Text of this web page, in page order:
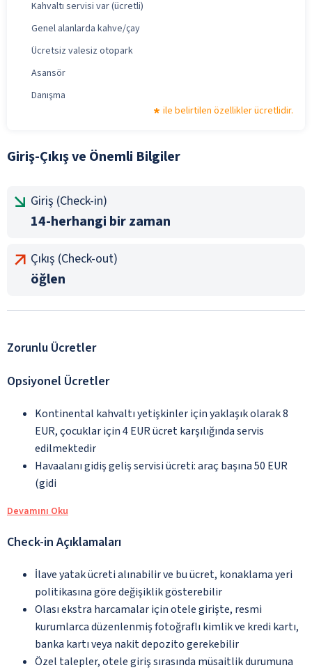
Kahvaltı servisi var (ücretli)
Genel alanlarda kahve/çay
Ücretsiz valesiz otopark
Asansör
Danışma
ile belirtilen özellikler ücretlidir.
Giriş-Çıkış ve Önemli Bilgiler
Giriş (Check-in)
14-herhangi bir zaman
Çıkış (Check-out)
öğlen
Zorunlu Ücretler
Opsiyonel Ücretler
Kontinental kahvaltı yetişkinler için yaklaşık olarak 8
EUR, çocuklar için 4 EUR ücret karşılığında servis
edilmektedir
Havaalanı gidiş geliş servisi ücreti: araç başına 50 EUR
(gidi
Devamını Oku
Check-in Açıklamaları
İlave yatak ücreti alınabilir ve bu ücret, konaklama yeri
politikasına göre değişiklik gösterebilir
Olası ekstra harcamalar için otele girişte, resmi
kurumlarca düzenlenmiş fotoğraflı kimlik ve kredi kartı,
banka kartı veya nakit depozito gerekebilir
Özel talepler, otele giriş sırasında müsaitlik durumuna